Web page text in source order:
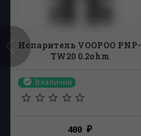
Испаритель VOOPOO PNP-
TW20 0.2ohm
В наличии
400₽